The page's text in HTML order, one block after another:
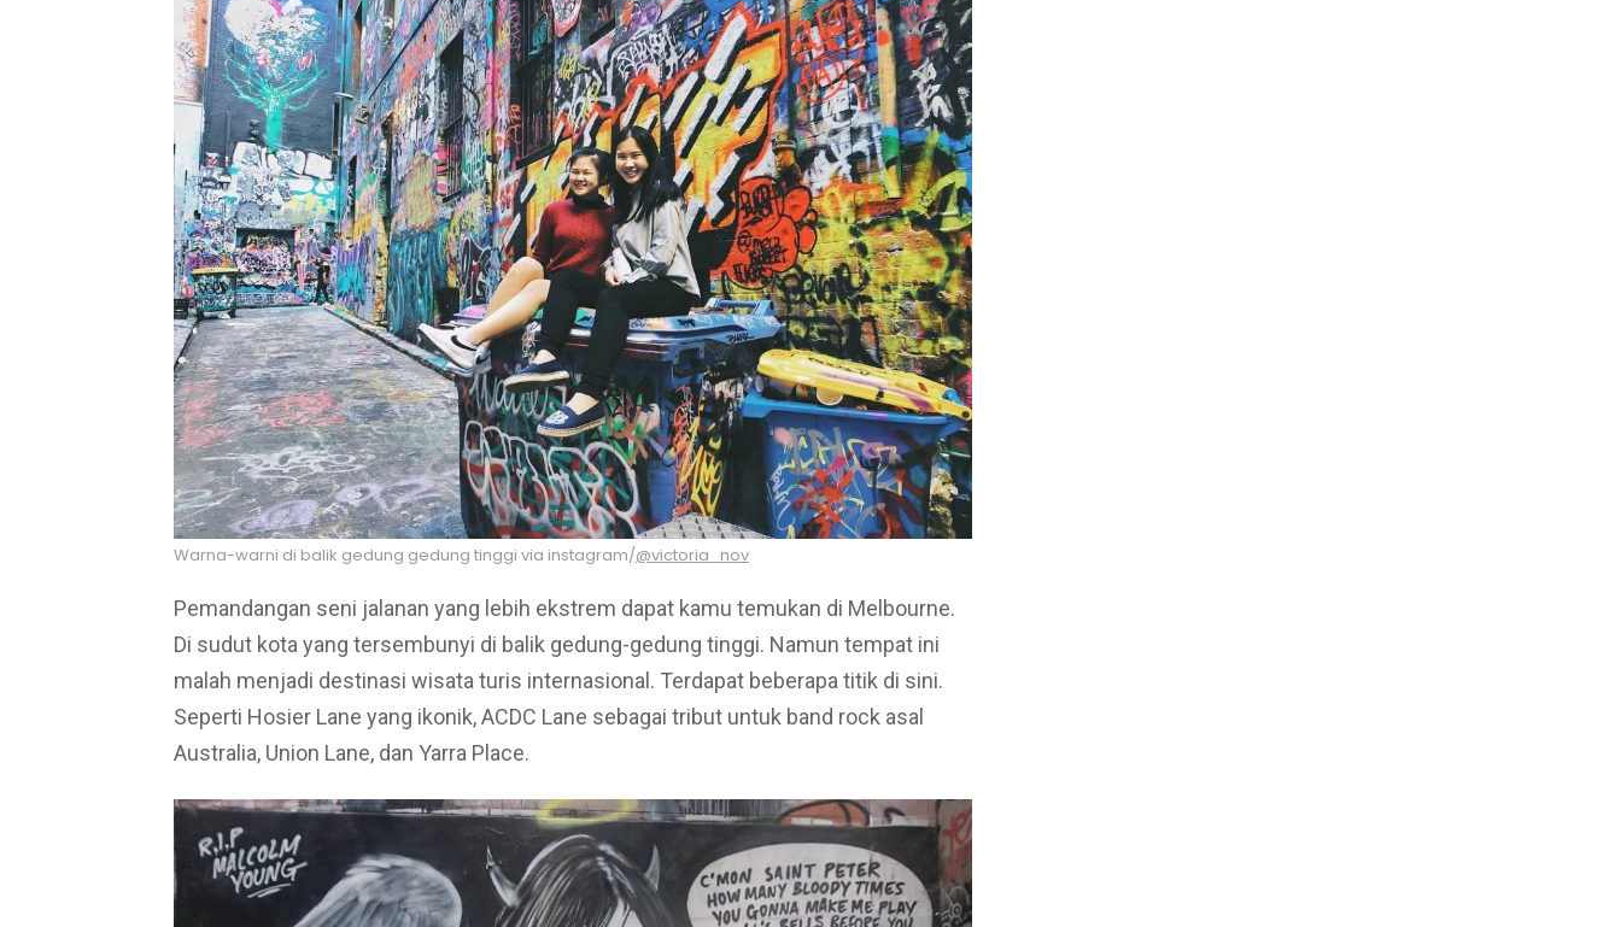
Warna-warni di balik gedung gedung tinggi via instagram/@victoria_nov
Pemandangan seni jalanan yang lebih ekstrem dapat kamu temukan di Melbourne.
Di sudut kota yang tersembunyi di balik gedung-gedung tinggi. Namun tempat ini
malah menjadi destinasi wisata turis internasional. Terdapat beberapa titik di sini.
Seperti Hosier Lane yang ikonik, ACDC Lane sebagai tribut untuk band rock asal
Australia, Union Lane, dan Yarra Place.